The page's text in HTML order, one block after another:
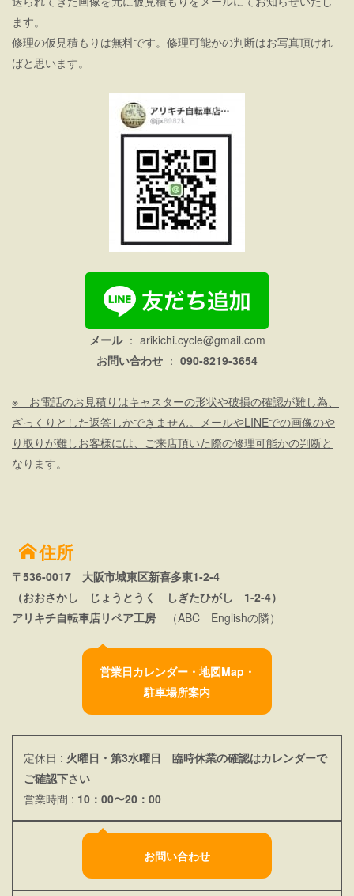
ます。
修理の仮見積もりは無料です。修理可能かの判断はお写真頂けれ
ばと思います。
メール ： arikichi.cycle@gmail.com
お問い合わせ ： 090-8219-3654
※ お電話のお見積りはキャスターの形状や破損の確認が難し為、
ざっくりとした返答しかできません。メールやLINEでの画像のや
り取りが難しお客様には、ご来店頂いた際の修理可能かの判断と
なります。
住所
〒536-0017 大阪市城東区新喜多東1-2-4
（おおさかし じょうとうく しぎたひがし 1-2-4）
アリキチ自転車店リペア工房 （ABC Englishの隣）
営業日カレンダー・地図Map・
駐車場所案内
定休日 : 火曜日・第3水曜日 臨時休業の確認はカレンダーで
ご確認下さい
営業時間 : 10：00〜20：00
お問い合わせ